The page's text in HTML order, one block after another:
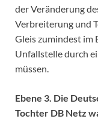
der Veränderung
Verbreiterung und
Gleis zumindest im
Unfallstelle durch
müssen.
Ebene 3. Die
Tochter DB Netz